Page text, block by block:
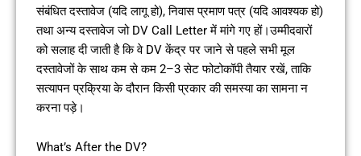
संबंधित दस्तावेज (यदि लागू हो), निवास प्रमाण पत्र (यदि आवश्यक हो)
तथा अन्य दस्तावेज जो DV Call Letter में मांगे गए हों।उम्मीदवारों
को सलाह दी जाती है कि वे DV केंद्र पर जाने से पहले सभी मूल
दस्तावेजों के साथ कम से कम 2–3 सेट फोटोकॉपी तैयार रखें, ताकि
सत्यापन प्रक्रिया के दौरान किसी प्रकार की समस्या का सामना न
करना पड़े।
What’s After the DV?